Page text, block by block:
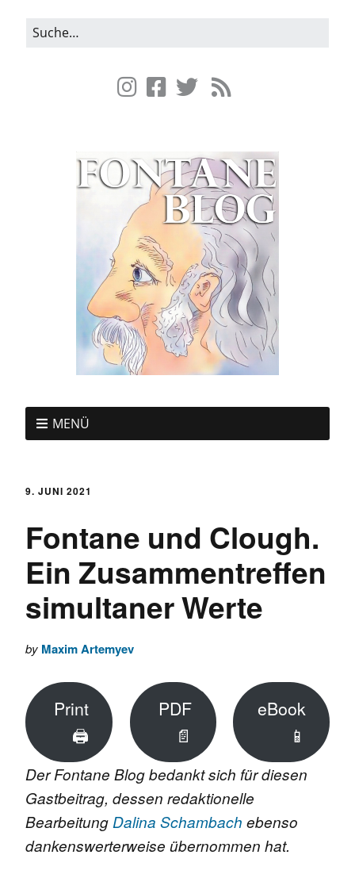
MENÜ
9. JUNI 2021
Fontane und Clough.
Ein Zusammentreffen
simultaner Werte
by Maxim Artemyev
Print
🖨
PDF
📄
eBook
📱
Der Fontane Blog bedankt sich für diesen
Gastbeitrag, dessen redaktionelle
Bearbeitung Dalina Schambach ebenso
dankenswerterweise übernommen hat.